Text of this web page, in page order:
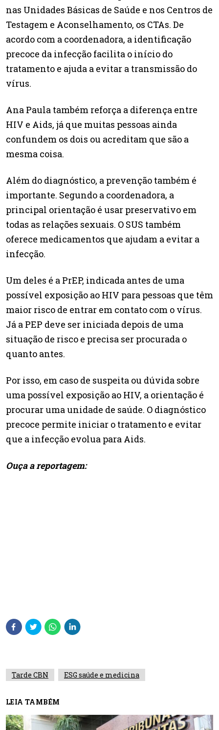
nas Unidades Básicas de Saúde e nos Centros de
Testagem e Aconselhamento, os CTAs. De
acordo com a coordenadora, a identificação
precoce da infecção facilita o início do
tratamento e ajuda a evitar a transmissão do
vírus.
Ana Paula também reforça a diferença entre
HIV e Aids, já que muitas pessoas ainda
confundem os dois ou acreditam que são a
mesma coisa.
Além do diagnóstico, a prevenção também é
importante. Segundo a coordenadora, a
principal orientação é usar preservativo em
todas as relações sexuais. O SUS também
oferece medicamentos que ajudam a evitar a
infecção.
Um deles é a PrEP, indicada antes de uma
possível exposição ao HIV para pessoas que têm
maior risco de entrar em contato com o vírus.
Já a PEP deve ser iniciada depois de uma
situação de risco e precisa ser procurada o
quanto antes.
Por isso, em caso de suspeita ou dúvida sobre
uma possível exposição ao HIV, a orientação é
procurar uma unidade de saúde. O diagnóstico
precoce permite iniciar o tratamento e evitar
que a infecção evolua para Aids.
Ouça a reportagem:
Tarde CBN ESG saúde e medicina
LEIA TAMBÉM